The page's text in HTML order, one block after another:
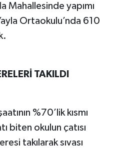
Mahallesinde yapımı
Ortaokulu’nda 610
TAKILDI
%70’lik kısmı
biten okulun çatısı
takılarak sıvası